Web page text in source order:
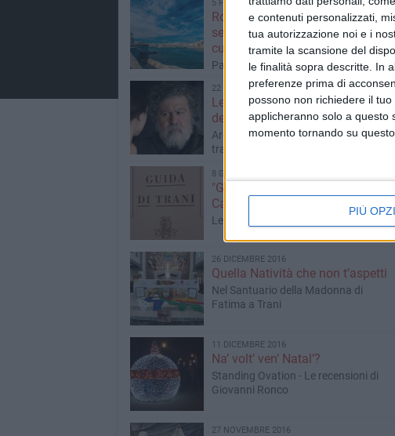
e contenuti personalizzati,
tua autorizzazione noi e i
tramite la scansione del
le finalità sopra descritte. In
preferenze prima di
possono non richiedere il
applicheranno solo a questo
momento tornando su
PIÙ
5 FEBBRAIO 2017
Rossi, Sabatini, Unesco, Brescia:
settimana da 10 e lode per la
cultura a Trani
Pagella dedicata alla Cultura, con
voto unico
22 GENNAIO 2017
Lello, i serpenti e l’odio figlio
della mediocrità
Arena ha aperto la stagione teatrale
tranese. Le recensioni di Giovanni
8 GENNAIO 2017
"Guida di Trani" nel nome di
Capozzi e Vecchi
Le recensioni di Giovanni Ronco
26 DICEMBRE 2016
Quella Natività che non t’aspetti
Nel Santuario della Madonna di
Fatima a Trani
11 DICEMBRE 2016
Na’ volt’ ven’ Natal’?
Standing Ovation - Le recensioni di
Giovanni Ronco
27 NOVEMBRE 2016